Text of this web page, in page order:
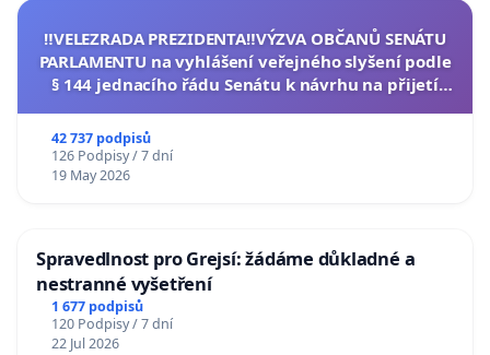
‼️VELEZRADA PREZIDENTA‼️VÝZVA OBČANŮ SENÁTU
PARLAMENTU na vyhlášení veřejného slyšení podle
§ 144 jednacího řádu Senátu k návrhu na přijetí
42 737 podpisů
126 Podpisy / 7 dní
19 May 2026
Spravedlnost pro Grejsí: žádáme důkladné a
nestranné vyšetření
1 677 podpisů
120 Podpisy / 7 dní
22 Jul 2026